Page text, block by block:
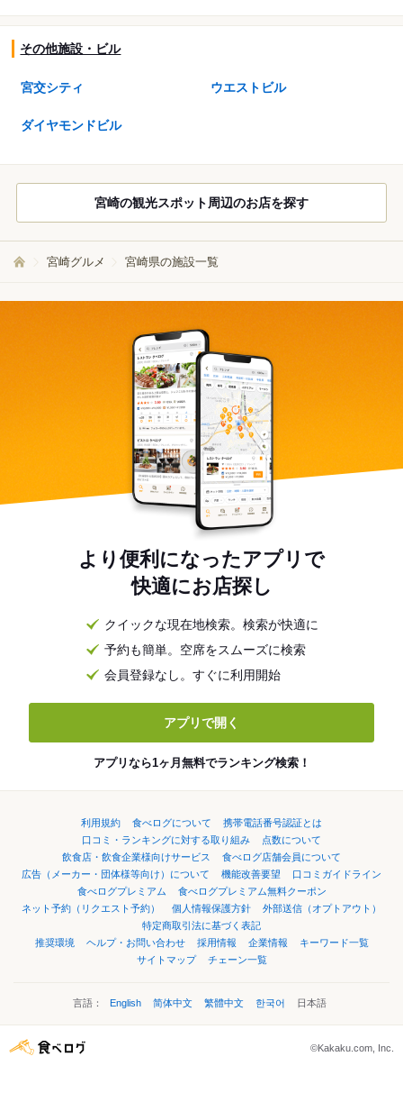
その他施設・ビル
宮交シティ ウエストビル
ダイヤモンドビル
宮崎の観光スポット周辺のお店を探す
宮崎グルメ 宮崎県の施設一覧
より便利になったアプリで
快適にお店探し
クイックな現在地検索。検索が快適に
予約も簡単。空席をスムーズに検索
会員登録なし。すぐに利用開始
アプリで開く
アプリなら1ヶ月無料でランキング検索！
利用規約 食べログについて
携帯電話番号認証とは
口コミ・ランキングに対する取り組み
点数について
飲食店・飲食企業様向けサービス
食べログ店舗会員について
広告（メーカー・団体様等向け）について
機能改善要望
口コミガイドライン
食べログプレミアム
食べログプレミアム無料クーポン
ネット予約（リクエスト予約）
個人情報保護方針
外部送信（オプトアウト）
特定商取引法に基づく表記
推奨環境
ヘルプ・お問い合わせ 採用情報 企業情報
キーワード一覧
サイトマップ
チェーン一覧
言語： English 简体中文 繁體中文 한국어 日本語
©Kakaku.com, Inc.